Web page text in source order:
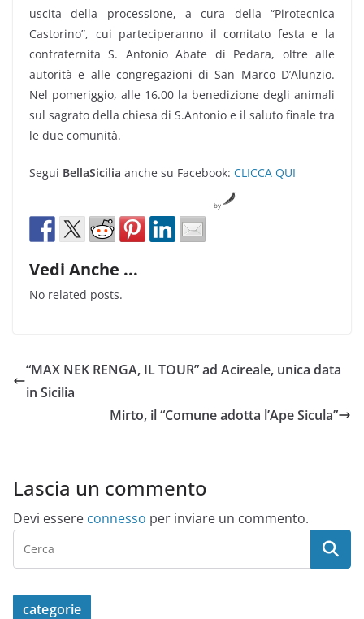
uscita della processione, a cura della “Pirotecnica
Castorino”, cui parteciperanno il comitato festa e la
confraternita S. Antonio Abate di Pedara, oltre alle
autorità e alle congregazioni di San Marco D’Alunzio.
Nel pomeriggio, alle 16.00 la benedizione degli animali
sul sagrato della chiesa di S.Antonio e il saluto finale tra
le due comunità.
Segui BellaSicilia anche su Facebook: CLICCA QUI
by
Vedi Anche ...
No related posts.
“MAX NEK RENGA, IL TOUR” ad Acireale, unica data
in Sicilia
Mirto, il “Comune adotta l’Ape Sicula”
Lascia un commento
Devi essere connesso per inviare un commento.
categorie